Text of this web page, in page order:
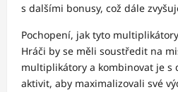
s dalšími bonusy, což dále
Pochopení, jak tyto
Hráči by se měli soustředit na
multiplikátory a kombinovat je s
aktivit, aby maximalizovali své